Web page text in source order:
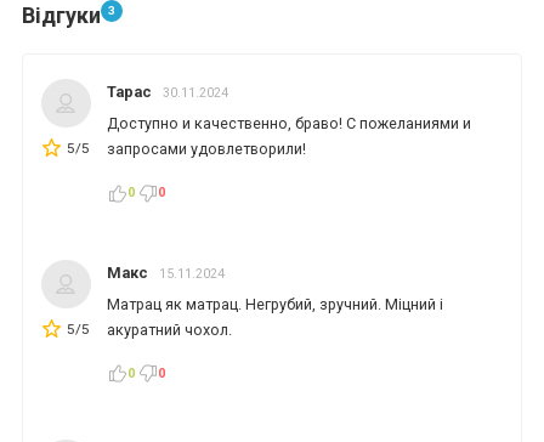
Відгуки 3
5/5
Тарас 30.11.2024
Доступно и качественно, браво! С пожеланиями и
запросами удовлетворили!
0 0
5/5
Макс 15.11.2024
Матрац як матрац. Негрубий, зручний. Міцний і
акуратний чохол.
0 0